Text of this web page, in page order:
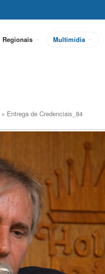
Regionais Multimídia
» Entrega de Credenciais_84